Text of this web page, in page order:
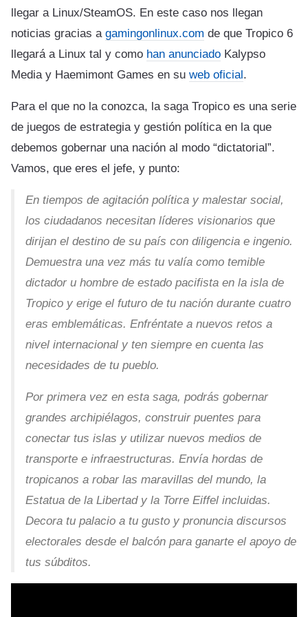
llegar a Linux/SteamOS. En este caso nos llegan
noticias gracias a gamingonlinux.com de que Tropico 6
llegará a Linux tal y como han anunciado Kalypso
Media y Haemimont Games en su web oficial.
Para el que no la conozca, la saga Tropico es una serie
de juegos de estrategia y gestión política en la que
debemos gobernar una nación al modo “dictatorial”.
Vamos, que eres el jefe, y punto:
En tiempos de agitación política y malestar social,
los ciudadanos necesitan líderes visionarios que
dirijan el destino de su país con diligencia e ingenio.
Demuestra una vez más tu valía como temible
dictador u hombre de estado pacifista en la isla de
Tropico y erige el futuro de tu nación durante cuatro
eras emblemáticas. Enfréntate a nuevos retos a
nivel internacional y ten siempre en cuenta las
necesidades de tu pueblo.
Por primera vez en esta saga, podrás gobernar
grandes archipiélagos, construir puentes para
conectar tus islas y utilizar nuevos medios de
transporte e infraestructuras. Envía hordas de
tropicanos a robar las maravillas del mundo, la
Estatua de la Libertad y la Torre Eiffel incluidas.
Decora tu palacio a tu gusto y pronuncia discursos
electorales desde el balcón para ganarte el apoyo de
tus súbditos.